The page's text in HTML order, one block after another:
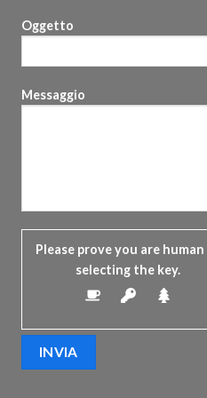
Oggetto
Messaggio
Please prove you are human
selecting the key.